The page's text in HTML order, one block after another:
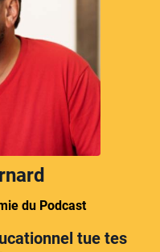
du Podcast
tue tes